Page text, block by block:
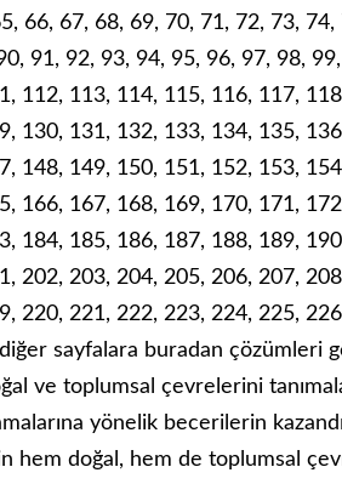
66, 67, 68, 69, 70, 71, 72, 73, 74,
91, 92, 93, 94, 95, 96, 97, 98,
112, 113, 114, 115, 116, 117,
130, 131, 132, 133, 134, 135,
148, 149, 150, 151, 152, 153,
166, 167, 168, 169, 170, 171,
184, 185, 186, 187, 188, 189,
202, 203, 204, 205, 206, 207,
220, 221, 222, 223, 224, 225,
sayfalara buradan çözümleri
ve toplumsal çevrelerini
yönelik becerilerin
hem doğal, hem de toplumsal